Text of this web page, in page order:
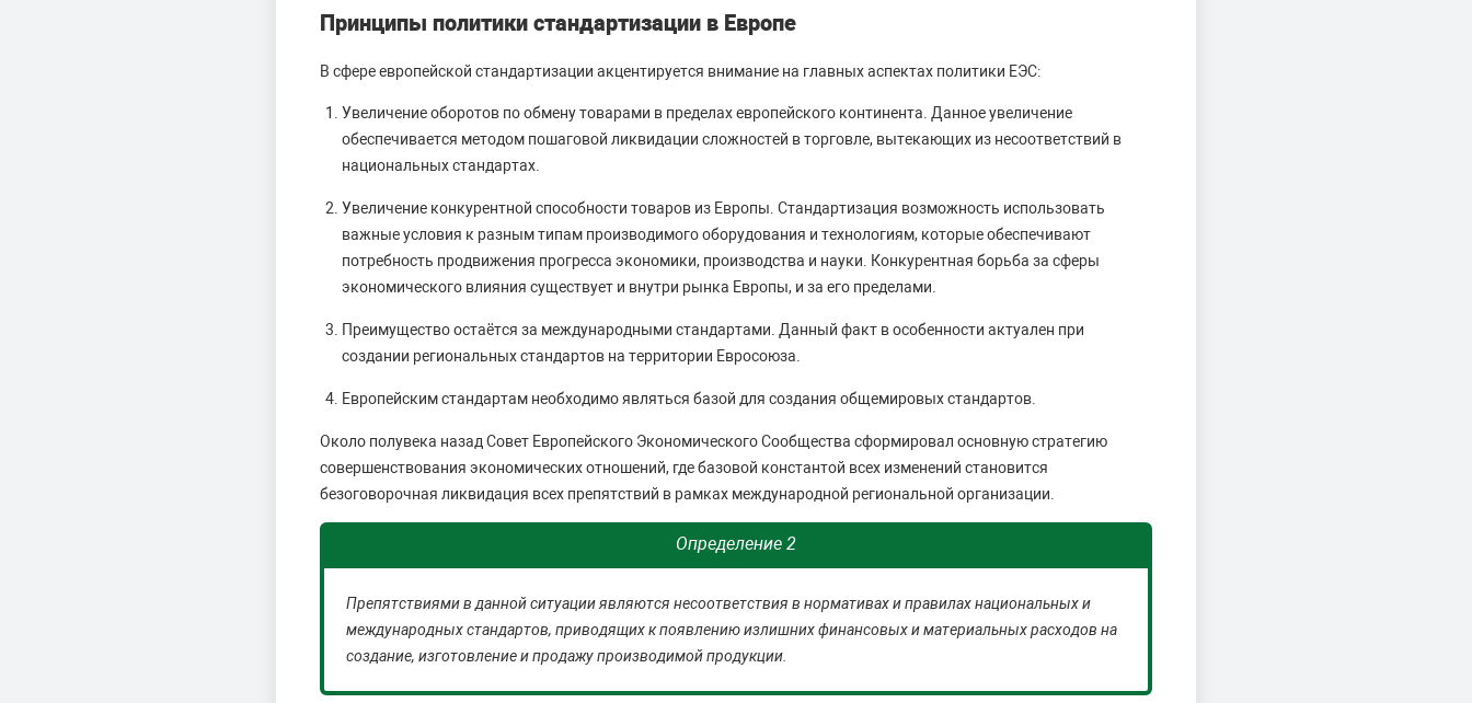
Принципы политики стандартизации в Европе
В сфере европейской стандартизации акцентируется внимание на главных аспектах политики ЕЭС:
Увеличение оборотов по обмену товарами в пределах европейского континента. Данное увеличение
обеспечивается методом пошаговой ликвидации сложностей в торговле, вытекающих из несоответствий в
национальных стандартах.
Увеличение конкурентной способности товаров из Европы. Стандартизация возможность использовать
важные условия к разным типам производимого оборудования и технологиям, которые обеспечивают
потребность продвижения прогресса экономики, производства и науки. Конкурентная борьба за сферы
экономического влияния существует и внутри рынка Европы, и за его пределами.
Преимущество остаётся за международными стандартами. Данный факт в особенности актуален при
создании региональных стандартов на территории Евросоюза.
Европейским стандартам необходимо являться базой для создания общемировых стандартов.
Около полувека назад Совет Европейского Экономического Сообщества сформировал основную стратегию
совершенствования экономических отношений, где базовой константой всех изменений становится
безоговорочная ликвидация всех препятствий в рамках международной региональной организации.
Определение 2
Препятствиями в данной ситуации являются несоответствия в нормативах и правилах национальных и
международных стандартов, приводящих к появлению излишних финансовых и материальных расходов на
создание, изготовление и продажу производимой продукции.